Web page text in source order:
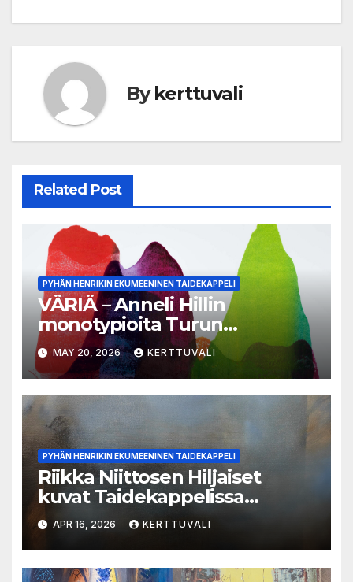
Bykerttuvali
Related Post
PYHÄN HENRIKIN EKUMEENINEN TAIDEKAPPELI
VÄRIÄ – Anneli Hillin
monotypioita Turun
Taidekappelissa kesäkuussa
MAY 20, 2026 KERTTUVALI
PYHÄN HENRIKIN EKUMEENINEN TAIDEKAPPELI
Riikka Niittosen Hiljaiset
kuvat Taidekappelissa
toukokuussa
APR 16, 2026 KERTTUVALI